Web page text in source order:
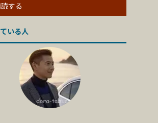
する
いる人